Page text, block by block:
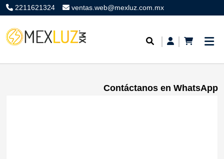
2211621324 ventas.web@mexluz.com.mx
Contáctanos en WhatsApp